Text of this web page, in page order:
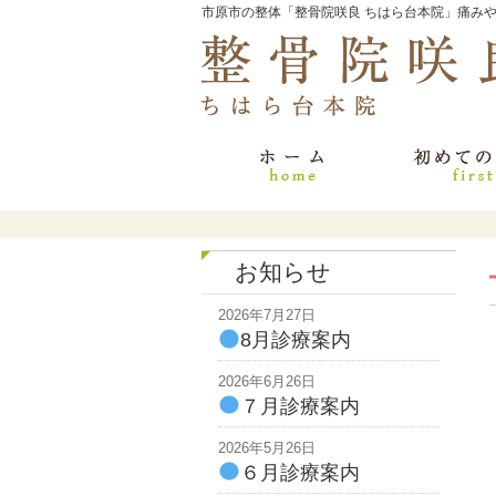
市原市の整体「整骨院咲良 ちはら台本院」痛み
お知らせ
2026年7月27日
8月診療案内
2026年6月26日
７月診療案内
2026年5月26日
６月診療案内